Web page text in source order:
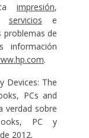
impresión,
servicios e
problemas de
información
.
Devices: The
PCs and
verdad sobre
PC y
2012.